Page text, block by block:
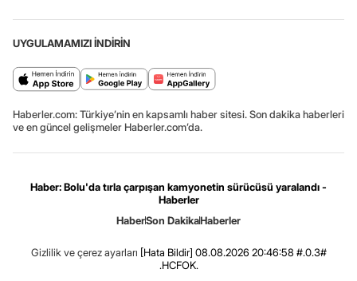
UYGULAMAMIZI İNDİRİN
Haberler.com: Türkiye’nin en kapsamlı haber sitesi. Son dakika haberleri
ve en güncel gelişmeler Haberler.com’da.
Haber: Bolu'da tırla çarpışan kamyonetin sürücüsü yaralandı -
Haberler
HaberSon DakikaHaberler
Gizlilik ve çerez ayarları [Hata Bildir] 08.08.2026 20:46:58 #.0.3#
.HCFOK.